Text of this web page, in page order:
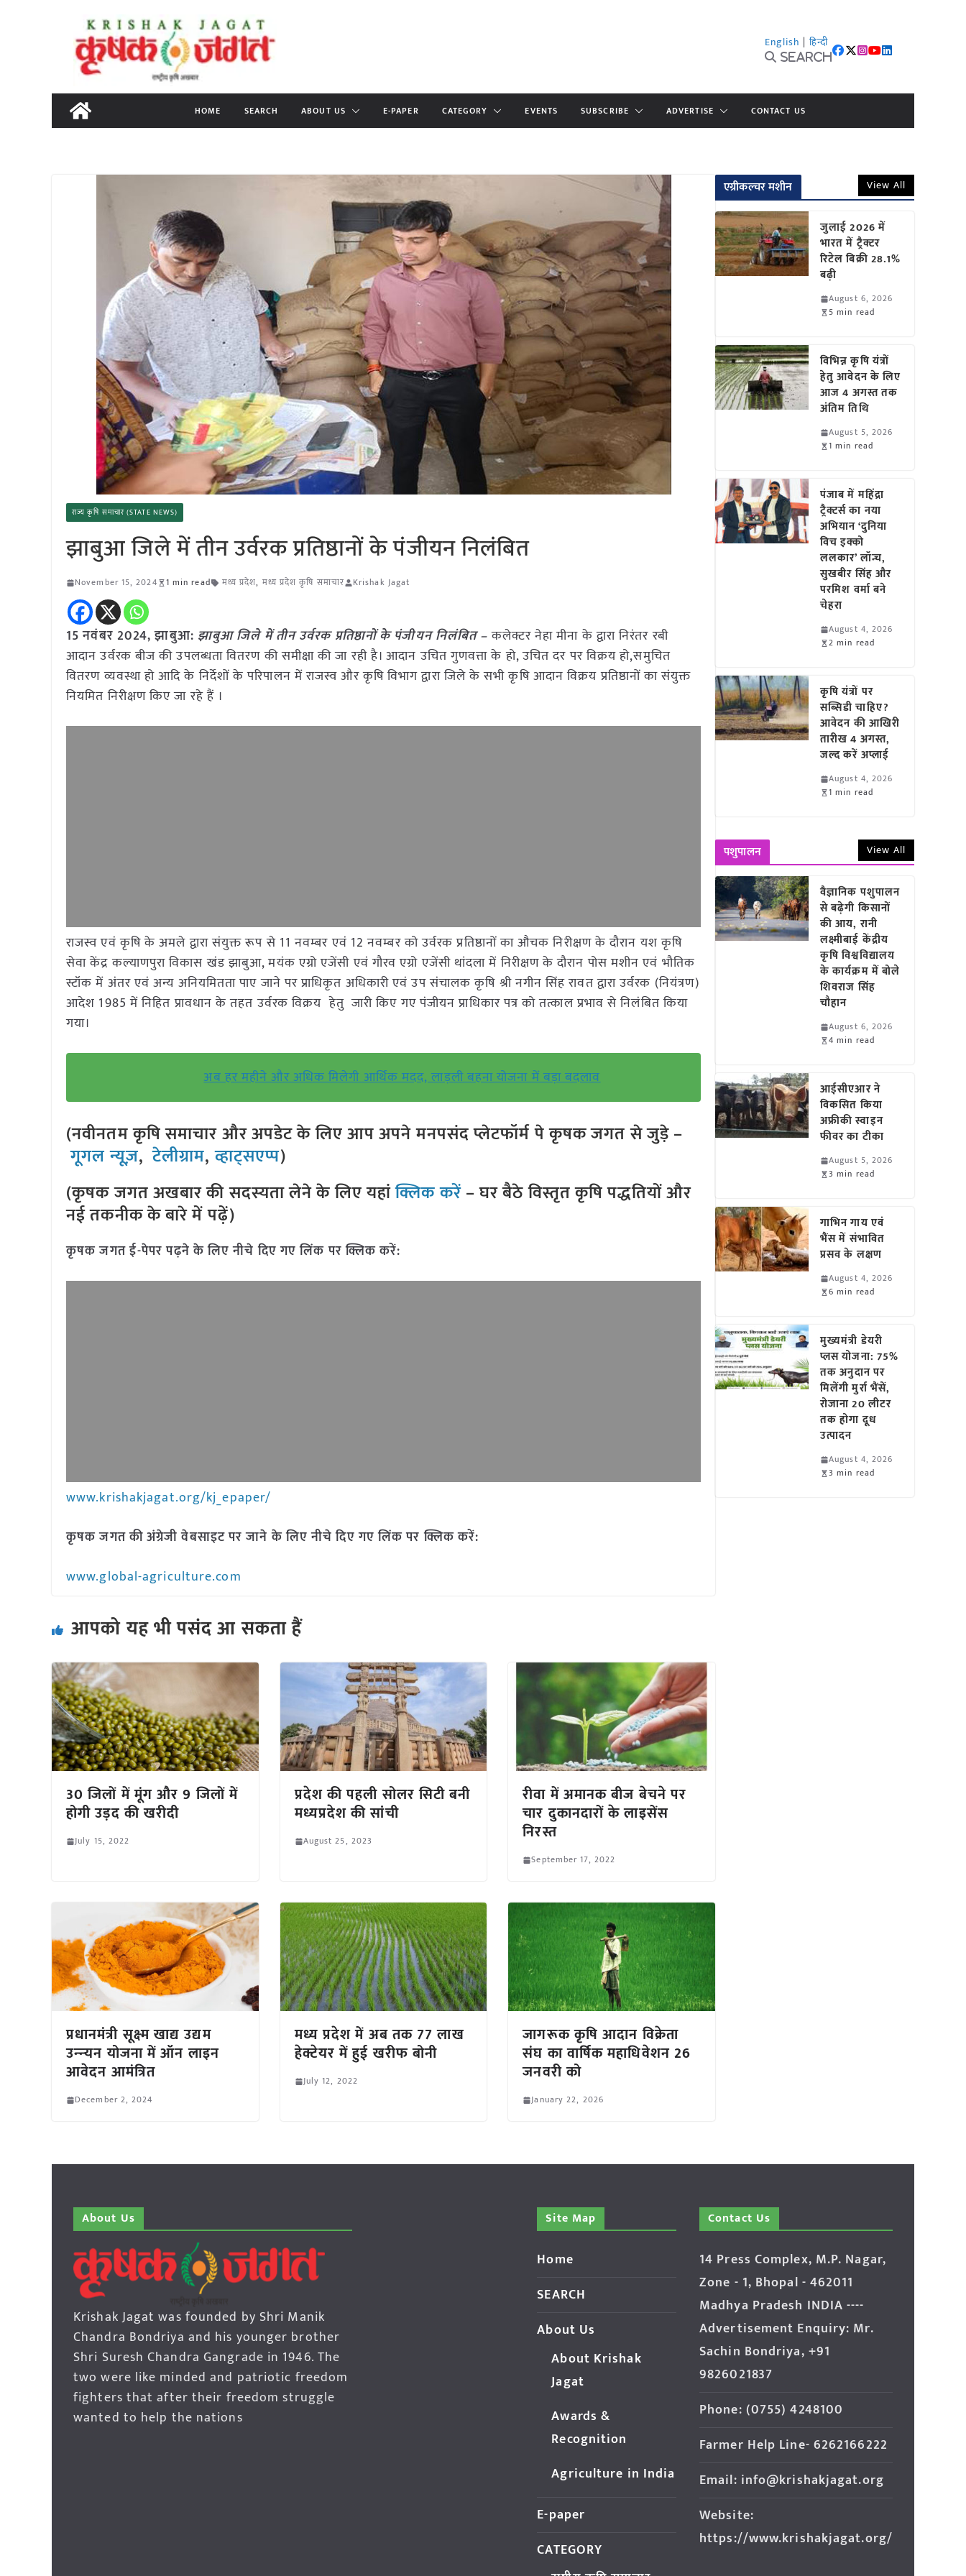
content
English | हिन्दी
Search
HOME SEARCH ABOUT US E-PAPER CATEGORY EVENTS SUBSCRIBE ADVERTISE CONTACT US
राज्य कृषि समाचार (STATE NEWS)
झाबुआ जिले में तीन उर्वरक प्रतिष्ठानों के पंजीयन निलंबित
November 15, 2024 1 min read मध्य प्रदेश, मध्य प्रदेश कृषि समाचार Krishak Jagat
15 नवंबर 2024, झाबुआ: झाबुआ जिले में तीन उर्वरक प्रतिष्ठानों के पंजीयन निलंबित –कलेक्टर नेहा मीना के द्वारा निरंतर रबी
आदान उर्वरक बीज की उपलब्धता वितरण की समीक्षा की जा रही है। आदान उचित गुणवत्ता के हो, उचित दर पर विक्रय हो,समुचित
वितरण व्यवस्था हो आदि के निर्देशों के परिपालन में राजस्व और कृषि विभाग द्वारा जिले के सभी कृषि आदान विक्रय प्रतिष्ठानों का संयुक्त
नियमित निरीक्षण किए जा रहे हैं ।
राजस्व एवं कृषि के अमले द्वारा संयुक्त रूप से 11 नवम्बर एवं 12 नवम्बर को उर्वरक प्रतिष्ठानों का औचक निरीक्षण के दौरान यश कृषि
सेवा केंद्र कल्याणपुरा विकास खंड झाबुआ, मयंक एग्रो एजेंसी एवं गौरव एग्रो एजेंसी थांदला में निरीक्षण के दौरान पोस मशीन एवं भौतिक
स्टॉक में अंतर एवं अन्य अनियमितता पाए जाने पर प्राधिकृत अधिकारी एवं उप संचालक कृषि श्री नगीन सिंह रावत द्वारा उर्वरक (नियंत्रण)
आदेश 1985 में निहित प्रावधान के तहत उर्वरक विक्रय हेतु जारी किए गए पंजीयन प्राधिकार पत्र को तत्काल प्रभाव से निलंबित किया
गया।
अब हर महीने और अधिक मिलेगी आर्थिक मदद, लाड़ली बहना योजना में बड़ा बदलाव
(नवीनतम कृषि समाचार और अपडेट के लिए आप अपने मनपसंद प्लेटफॉर्म पे कृषक जगत से जुड़े –
गूगल न्यूज़,टेलीग्राम,व्हाट्सएप्प)
(कृषक जगत अखबार की सदस्यता लेने के लिए यहांक्लिक करें– घर बैठे विस्तृत कृषि पद्धतियों और
नई तकनीक के बारे में पढ़ें)
कृषक जगत ई-पेपर पढ़ने के लिए नीचे दिए गए लिंक पर क्लिक करें:
www.krishakjagat.org/kj_epaper/
कृषक जगत की अंग्रेजी वेबसाइट पर जाने के लिए नीचे दिए गए लिंक पर क्लिक करें:
www.global-agriculture.com
आपको यह भी पसंद आ सकता हैं
30 जिलों में मूंग और 9 जिलों में
होगी उड़द की खरीदी
July 15, 2022
प्रदेश की पहली सोलर सिटी बनी
मध्यप्रदेश की सांची
August 25, 2023
रीवा में अमानक बीज बेचने पर
चार दुकानदारों के लाइसेंस
निरस्त
September 17, 2022
प्रधानमंत्री सूक्ष्‍म खाद्य उद्यम
उन्‍न्‍यन योजना में ऑन लाइन
आवेदन आमंत्रित
December 2, 2024
मध्य प्रदेश में अब तक 77 लाख
हेक्टेयर में हुई खरीफ बोनी
July 12, 2022
जागरूक कृषि आदान विक्रेता
संघ का वार्षिक महाधिवेशन 26
जनवरी को
January 22, 2026
एग्रीकल्चर मशीन View All
जुलाई 2026 में
भारत में ट्रैक्टर
रिटेल बिक्री 28.1%
बढ़ी
August 6, 2026
5 min read
विभिन्न कृषि यंत्रों
हेतु आवेदन के लिए
आज 4 अगस्त तक
अंतिम तिथि
August 5, 2026
1 min read
पंजाब में महिंद्रा
ट्रैक्टर्स का नया
अभियान ‘दुनिया
विच इक्को
ललकार’ लॉन्च,
सुखबीर सिंह और
परमिश वर्मा बने
चेहरा
August 4, 2026
2 min read
कृषि यंत्रों पर
सब्सिडी चाहिए?
आवेदन की आखिरी
तारीख 4 अगस्त,
जल्द करें अप्लाई
August 4, 2026
1 min read
पशुपालन View All
वैज्ञानिक पशुपालन
से बढ़ेगी किसानों
की आय, रानी
लक्ष्मीबाई केंद्रीय
कृषि विश्वविद्यालय
के कार्यक्रम में बोले
शिवराज सिंह
चौहान
August 6, 2026
4 min read
आईसीएआर ने
विकसित किया
अफ्रीकी स्वाइन
फीवर का टीका
August 5, 2026
3 min read
गाभिन गाय एवं
भैंस में संभावित
प्रसव के लक्षण
August 4, 2026
6 min read
मुख्यमंत्री डेयरी
प्लस योजना: 75%
तक अनुदान पर
मिलेंगी मुर्रा भैंसें,
रोजाना 20 लीटर
तक होगा दूध
उत्पादन
August 4, 2026
3 min read
About Us
Krishak Jagat was founded by Shri Manik
Chandra Bondriya and his younger brother
Shri Suresh Chandra Gangrade in 1946. The
two were like minded and patriotic freedom
fighters that after their freedom struggle
wanted to help the nations
Site Map
Home
SEARCH
About Us
About Krishak
Jagat
Awards &
Recognition
Agriculture in India
E-paper
CATEGORY
Contact Us
14 Press Complex, M.P. Nagar,
Zone - 1, Bhopal - 462011
Madhya Pradesh INDIA ----
Advertisement Enquiry: Mr.
Sachin Bondriya, +91
9826021837
Phone: (0755) 4248100
Farmer Help Line- 6262166222
Email: info@krishakjagat.org
Website:
https://www.krishakjagat.org/